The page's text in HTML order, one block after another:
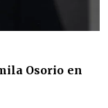
Osorio en